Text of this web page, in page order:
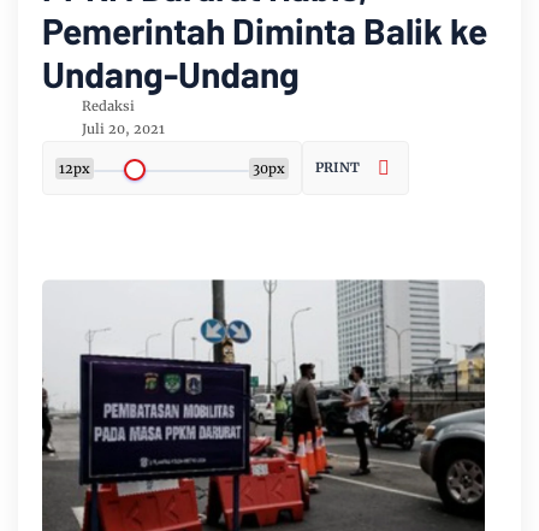
Pemerintah Diminta Balik ke
Undang-Undang
Redaksi
Juli 20, 2021
12px 30px PRINT